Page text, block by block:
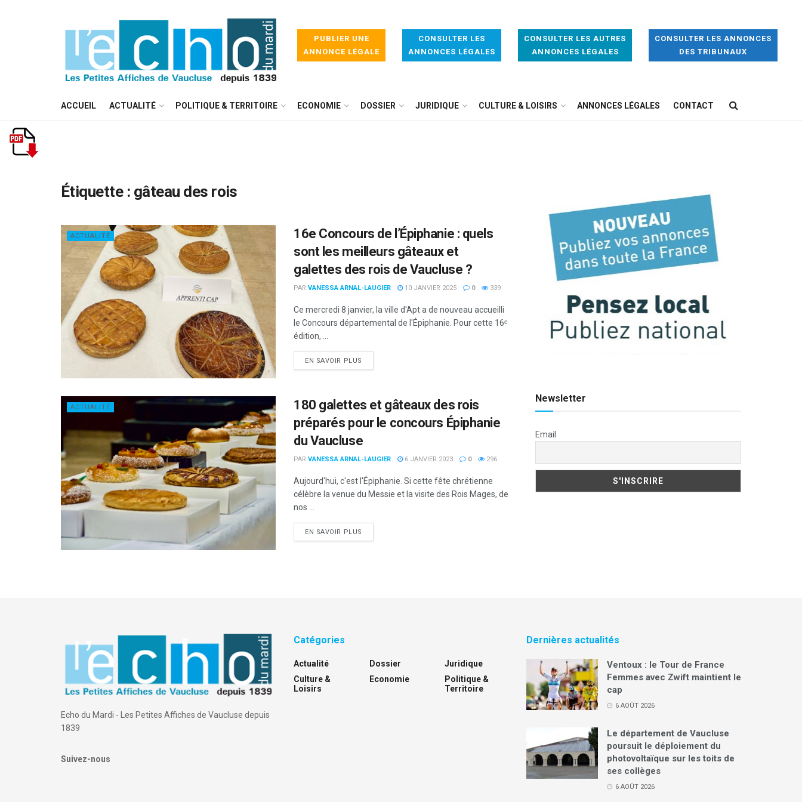
PUBLIER UNE
ANNONCE LÉGALE
CONSULTER LES
ANNONCES LÉGALES
CONSULTER LES AUTRES
ANNONCES LÉGALES
CONSULTER LES ANNONCES
DES TRIBUNAUX
ACCUEIL ACTUALITÉ POLITIQUE & TERRITOIRE ECONOMIE DOSSIER JURIDIQUE CULTURE & LOISIRS ANNONCES LÉGALES CONTACT
Étiquette : gâteau des rois
ACTUALITÉ
16e Concours de l’Épiphanie : quels
sont les meilleurs gâteaux et
galettes des rois de Vaucluse ?
PAR VANESSA ARNAL-LAUGIER 10 JANVIER 2025 0 339
Ce mercredi 8 janvier, la ville d'Apt a de nouveau accueilli
le Concours départemental de l'Épiphanie. Pour cette 16ᵉ
édition, ...
EN SAVOIR PLUS
ACTUALITÉ
180 galettes et gâteaux des rois
préparés pour le concours Épiphanie
du Vaucluse
PAR VANESSA ARNAL-LAUGIER 6 JANVIER 2023 0 296
Aujourd'hui, c'est l'Épiphanie. Si cette fête chrétienne
célèbre la venue du Messie et la visite des Rois Mages, de
nos ...
EN SAVOIR PLUS
Newsletter
Email
Echo du Mardi - Les Petites Affiches de Vaucluse depuis
1839
Suivez-nous
Catégories
Actualité
Culture &
Loisirs
Dossier
Economie
Juridique
Politique &
Territoire
Dernières actualités
Ventoux : le Tour de France
Femmes avec Zwift maintient le
cap
6 AOÛT 2026
Le département de Vaucluse
poursuit le déploiement du
photovoltaïque sur les toits de
ses collèges
6 AOÛT 2026